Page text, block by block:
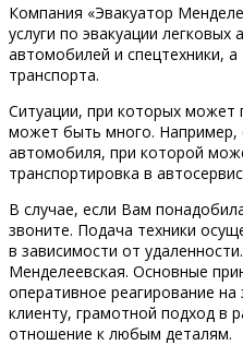
Компания «Эвакуатор
услуги по эвакуации
автомобилей и спецтехники,
транспорта.
Ситуации, при которых может
может быть много. Например,
автомобиля, при которой
транспортировка в
В случае, если Вам
звоните. Подача техники
в зависимости от
Менделеевская. Основные
оперативное реагирование
клиенту, грамотной подход в
отношение к любым деталям.